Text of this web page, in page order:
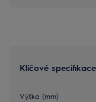
Klíčové specifikace
Výška (mm)